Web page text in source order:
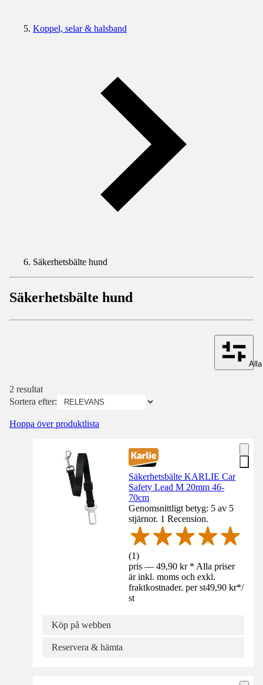
Koppel, selar & halsband
Säkerhetsbälte hund
Säkerhetsbälte hund
2 resultat
Sortera efter:
Hoppa över produktlista
Säkerhetsbälte KARLIE Car
Safety Lead M 20mm 46-
70cm
Genomsnittligt betyg: 5 av 5
stjärnor. 1 Recension.
(1)
pris — 49,90 kr * Alla priser
är inkl. moms och exkl.
fraktkostnader. per st49,90 kr*/
st
Köp på webben
Reservera & hämta